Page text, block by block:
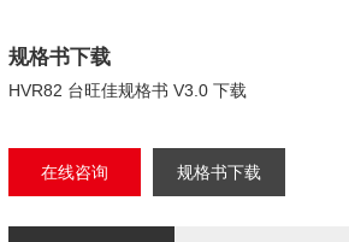
规格书下载
HVR82 台旺佳规格书 V3.0 下载
在线咨询 规格书下载